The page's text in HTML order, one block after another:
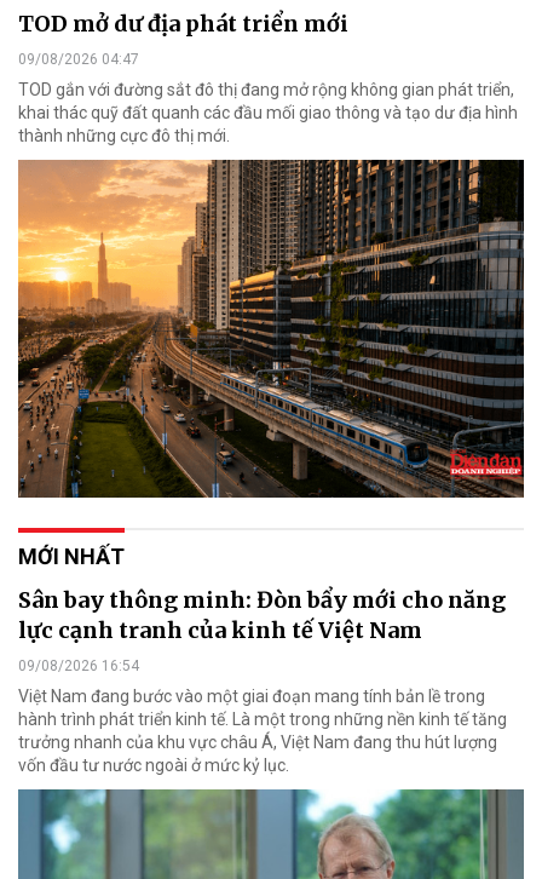
TOD mở dư địa phát triển mới
09/08/2026 04:47
TOD gắn với đường sắt đô thị đang mở rộng không gian phát triển,
khai thác quỹ đất quanh các đầu mối giao thông và tạo dư địa hình
thành những cực đô thị mới.
MỚI NHẤT
Sân bay thông minh: Đòn bẩy mới cho năng
lực cạnh tranh của kinh tế Việt Nam
09/08/2026 16:54
Việt Nam đang bước vào một giai đoạn mang tính bản lề trong
hành trình phát triển kinh tế. Là một trong những nền kinh tế tăng
trưởng nhanh của khu vực châu Á, Việt Nam đang thu hút lượng
vốn đầu tư nước ngoài ở mức kỷ lục.